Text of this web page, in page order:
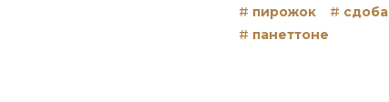
пирожок
сдоба
панеттоне